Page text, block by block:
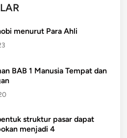
menurut Para Ahli
BAB 1 Manusia Tempat dan
struktur pasar dapat
menjadi 4